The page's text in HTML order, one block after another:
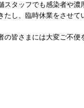
スタッフでも感染者や濃
たし、臨時休業をさせて
の皆さまには大変ご不